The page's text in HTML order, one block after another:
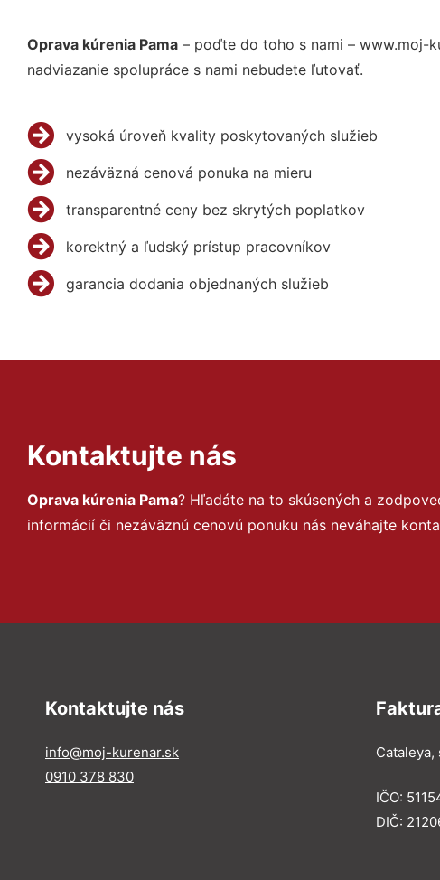
Oprava kúrenia Pama – poďte do toho s nami – www.moj-
nadviazanie spolupráce s nami nebudete ľutovať.
vysoká úroveň kvality poskytovaných služieb
nezáväzná cenová ponuka na mieru
transparentné ceny bez skrytých poplatkov
korektný a ľudský prístup pracovníkov
garancia dodania objednaných služieb
Kontaktujte nás
Oprava kúrenia Pama? Hľadáte na to skúsených a
informácií či nezáväznú cenovú ponuku nás neváhajte
Kontaktujte nás
info@moj-kurenar.sk
0910 378 830
Cataleya,
IČO:
DIČ: